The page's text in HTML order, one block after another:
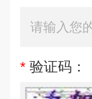
* 验证码：